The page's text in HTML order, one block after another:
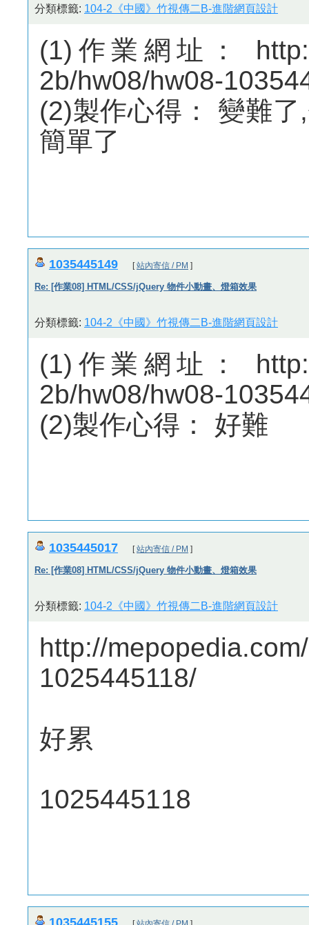
分類標籤: 104-2《中國》竹視傳二B-進階網頁設計
(1)作業網址：
2b/hw08/hw08-
(2)製作心得： 變難
簡單了
1035445149 [站內寄信 / PM ]
Re: [作業08] HTML/CSS/jQuery 物件小動畫、燈箱效果
分類標籤: 104-2《中國》竹視傳二B-進階網頁設計
(1)作業網址：
2b/hw08/hw08-
(2)製作心得： 好難
1035445017 [站內寄信 / PM ]
Re: [作業08] HTML/CSS/jQuery 物件小動畫、燈箱效果
分類標籤: 104-2《中國》竹視傳二B-進階網頁設計
http://
1025445118/
好累
1025445118
1035445155